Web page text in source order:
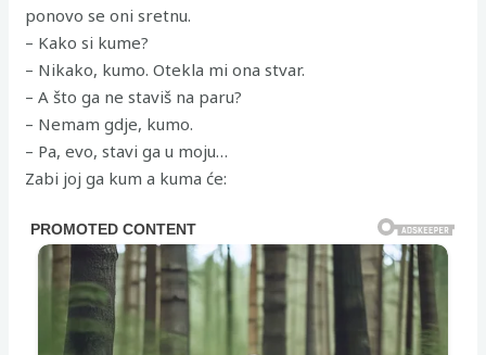
ponovo se oni sretnu.
– Kako si kume?
– Nikako, kumo. Otekla mi ona stvar.
– A što ga ne staviš na paru?
– Nemam gdje, kumo.
– Pa, evo, stavi ga u moju…
Zabi joj ga kum a kuma će: